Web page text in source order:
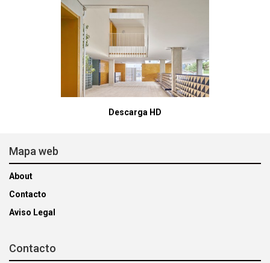
Descarga HD
Mapa web
About
Contacto
Aviso Legal
Contacto